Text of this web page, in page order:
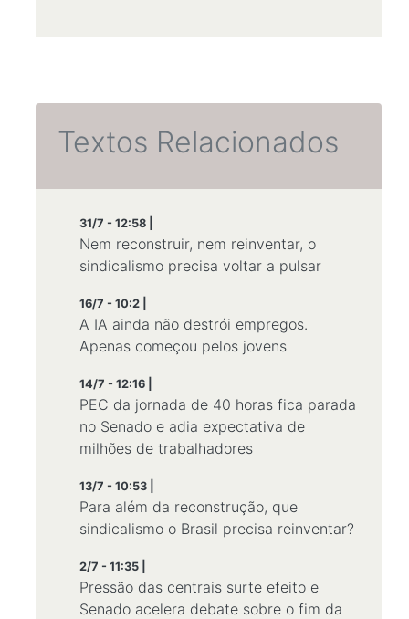
Textos Relacionados
31/7 - 12:58 |
Nem reconstruir, nem reinventar, o
sindicalismo precisa voltar a pulsar
16/7 - 10:2 |
A IA ainda não destrói empregos.
Apenas começou pelos jovens
14/7 - 12:16 |
PEC da jornada de 40 horas fica parada
no Senado e adia expectativa de
milhões de trabalhadores
13/7 - 10:53 |
Para além da reconstrução, que
sindicalismo o Brasil precisa reinventar?
2/7 - 11:35 |
Pressão das centrais surte efeito e
Senado acelera debate sobre o fim da